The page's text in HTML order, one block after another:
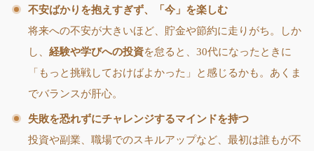
不安ばかりを抱えすぎず、「今」を楽しむ
将来への不安が大きいほど、貯金や節約に走りがち。しか
し、 経験や学びへの投資を怠ると、30代になったときに
「もっと挑戦しておけばよかった」と感じるかも。あくま
でバランスが肝心。
失敗を恐れずにチャレンジするマインドを持つ
投資や副業、職場でのスキルアップなど、最初は誰もが不